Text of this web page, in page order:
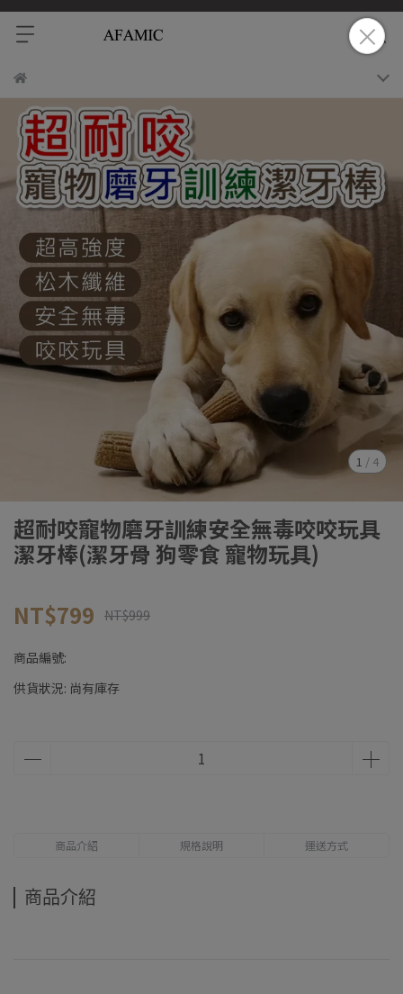
1 / 4
超耐咬寵物磨牙訓練安全無毒咬咬玩具
潔牙棒(潔牙骨 狗零食 寵物玩具)
NT$799 NT$999
商品編號:
供貨狀況: 尚有庫存
商品介紹 規格說明 運送方式
商品介紹